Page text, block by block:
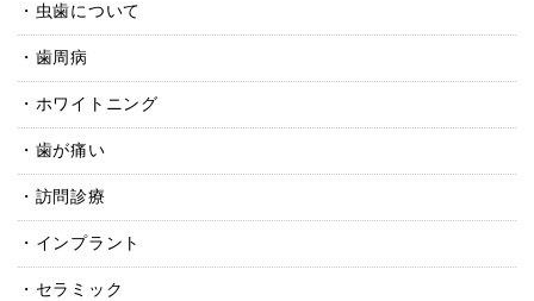
虫歯について
歯周病
ホワイトニング
歯が痛い
訪問診療
インプラント
セラミック